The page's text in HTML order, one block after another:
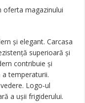
oferta magazinului
și elegant. Carcasa
superioară și
contribuie și
temperaturii.
Logo-ul
a ușii frigiderului.